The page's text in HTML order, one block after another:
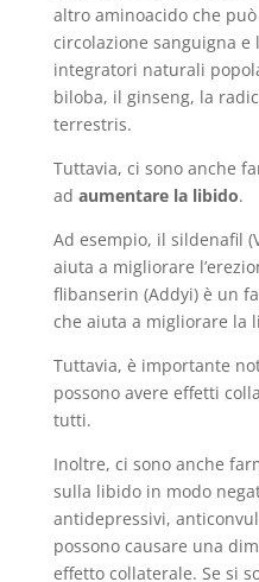
altro aminoacido che
circolazione sanguigna
integratori naturali
biloba, il ginseng, la
terrestris.
Tuttavia, ci sono anche
ad aumentare la libido.
Ad esempio, il sildenafil
aiuta a migliorare
flibanserin (Addyi) è un
che aiuta a migliorare la
Tuttavia, è importante
possono avere effetti
tutti.
Inoltre, ci sono anche
sulla libido in modo
antidepressivi,
possono causare una
effetto collaterale. Se si